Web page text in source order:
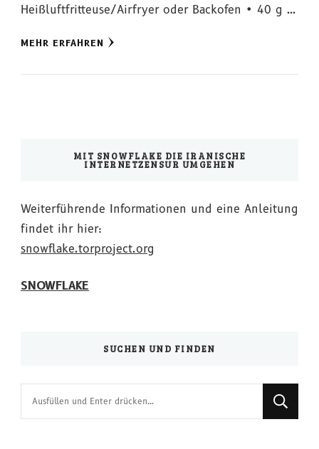
Heißluftfritteuse/Airfryer oder Backofen • 40 g …
MEHR ERFAHREN
MIT SNOWFLAKE DIE IRANISCHE
INTERNETZENSUR UMGEHEN
Weiterführende Informationen und eine Anleitung
findet ihr hier:
snowflake.torproject.org
SNOWFLAKE
SUCHEN UND FINDEN